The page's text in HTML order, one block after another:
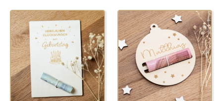
Varianten
auf.
Die
Optionen
können
auf
der
Produktseite
weist
mehrere
Varianten
auf.
Die
Optionen
können
auf
der